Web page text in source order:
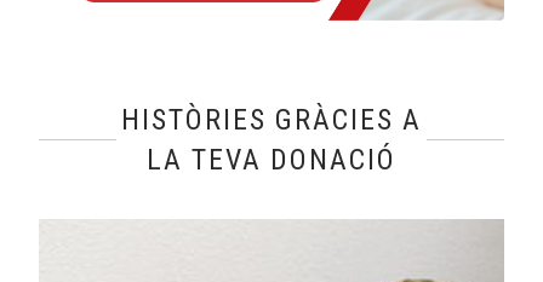
HISTÒRIES GRÀCIES A
LA TEVA DONACIÓ